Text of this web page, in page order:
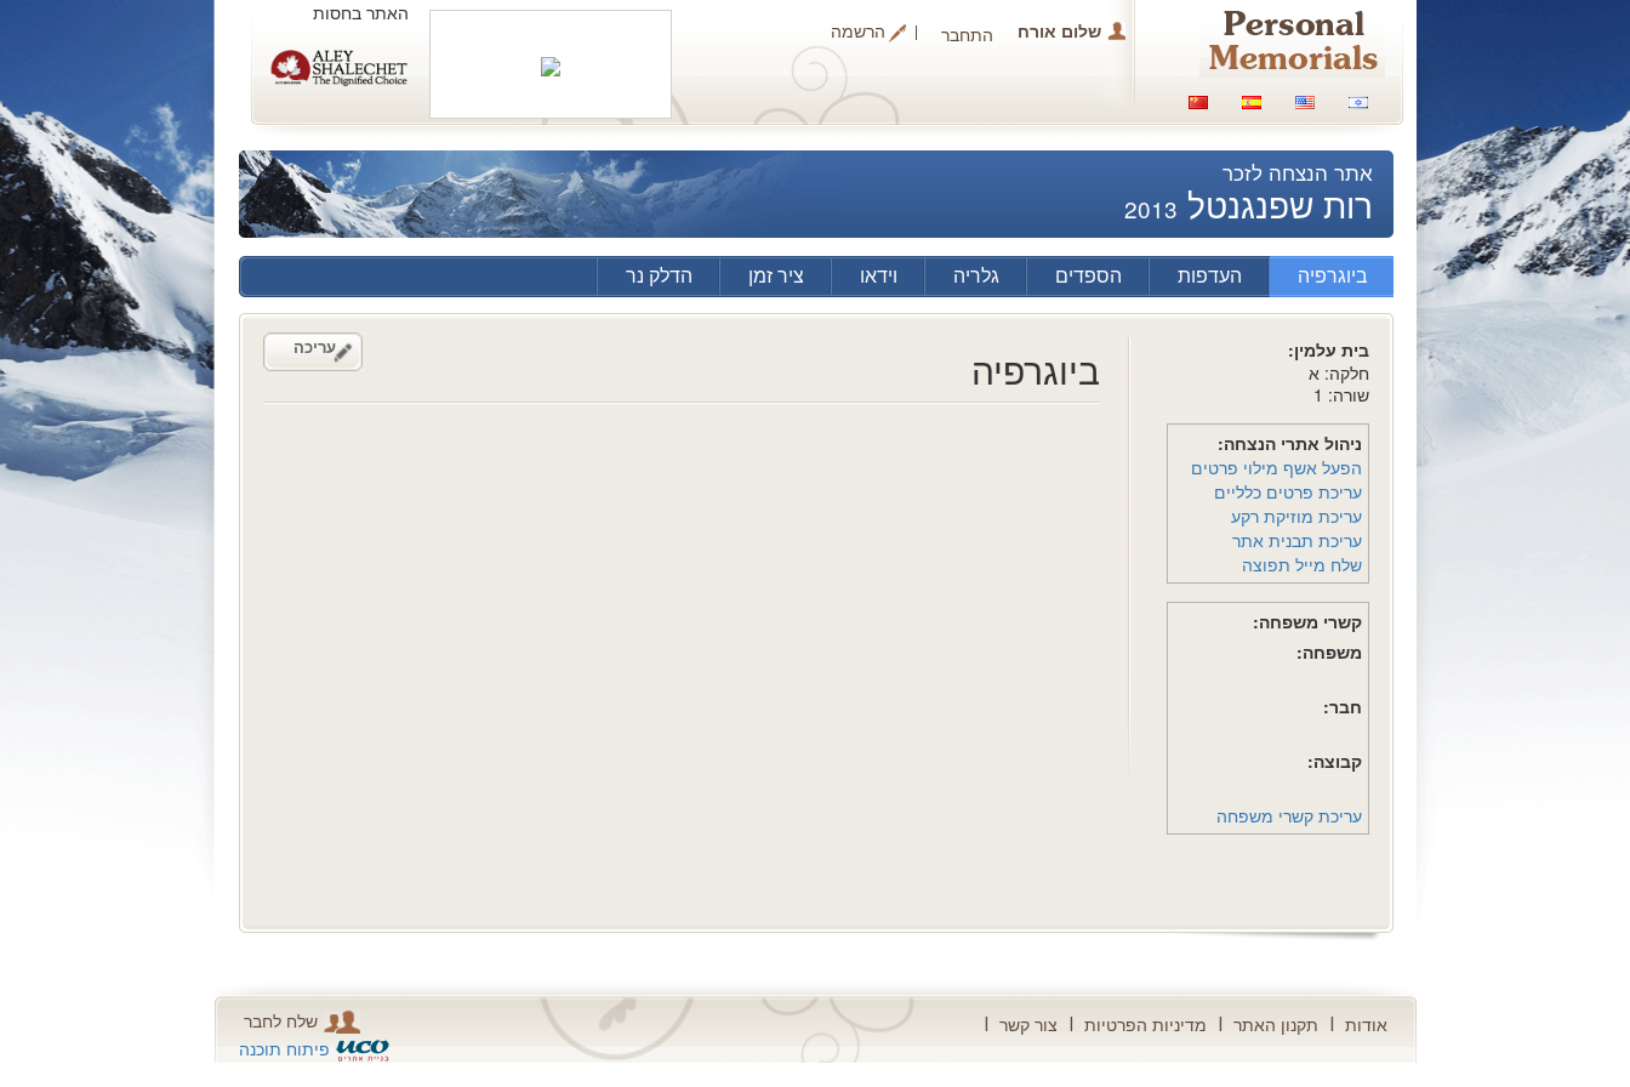
האתר בחסות
שלום אורח התחבר הרשמה
אתר הנצחה לזכר
רות שפנגנטל 2013
ביוגרפיה העדפות הספדים גלריה וידאו ציר זמן הדלק נר
בית עלמין:
חלקה: א
שורה: 1
ניהול אתרי הנצחה:
הפעל אשף מילוי פרטים
עריכת פרטים כלליים
עריכת מוזיקת רקע
עריכת תבנית אתר
שלח מייל תפוצה
קשרי משפחה:
משפחה:
חבר:
קבוצה:
עריכת קשרי משפחה
ביוגרפיה עריכה
אודות תקנון האתר מדיניות הפרטיות צור קשר
שלח לחבר
פיתוח תוכנה